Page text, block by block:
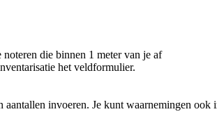
die binnen 1 meter van je af
het veldformulier.
invoeren. Je kunt waarnemingen